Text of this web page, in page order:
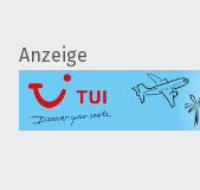
Anzeige